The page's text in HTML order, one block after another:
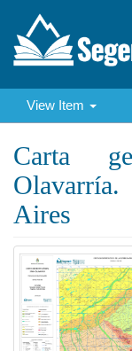
View Item
Carta
Aires